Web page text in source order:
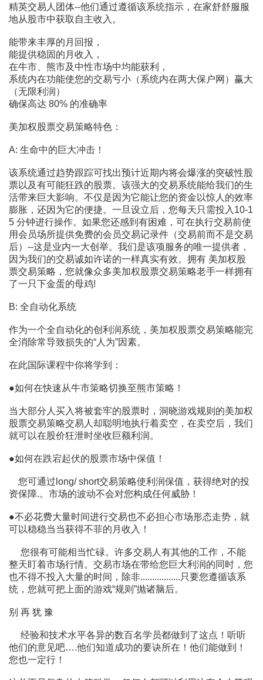
精英交易人团体--他们通过遵循该系统指示，在家舒舒服服
地从股市中获取自主收入。
能带来丰厚的月回报，
能提供稳固的月收入，
在牛市、熊市及中性市场中均能获利，
系统内在功能使您的交易亏小（系统内在两大保户网）赢大
（无限利润）
确保高达 80% 的准确率
美加权股票交易策略特色：
A: 生命中的巨大冲击！
该系统通过趋势跟踪可找出预计近期内将会爆涨的突破性股
票以及有可能狂跌的股票。该强大的交易系统能给我们的生
活带来巨大影响。不仅是因为它能让您的资金以惊人的效率
膨胀，还因为它的便捷。一旦设立后，您每天只需投入10-1
5 分钟进行操作。如果您还感到有困难，可在执行交易前使
用会员场所提供免费的会员交易记录件（交易前而不是交易
后）--这是业内一大创举。我们是该项服务的唯一提供者，
因为我们的交易诚如许诺的一样真实有效。拥有 美加权股
票交易策略，您就像众多美加权股票交易策略老手一样拥有
了一只下金蛋的母鸡!
B: 全自动化系统
作为一个全自动化的创利润系统，美加权股票交易策略能完
全消除常导致损失的“人为”因素。
在此国际课程中你将学到：
●如何在快速从牛市策略切换至熊市策略！
当大部分人买入将被套牢的股票时，洞晓游戏规则的美加权
股票交易策略交易人却聪明地执行着卖空，在卖空后，我们
就可以在股价狂泄时坐收巨额利润。
●如何在跌宕起伏的股票市场中保值！
您可通过long/ short交易策略使利润保值，获得绝对的投
资保障.。市场的波动不会对您构成任何威胁！
●不必花费大量时间进行交易也不必担心市场形态走势，就
可以稳稳当当获得不菲的月收入！
您很有可能相当忙碌。许多交易人有其他的工作，不能
整天盯着市场行情。交易市场在带给您巨大利润的同时，您
也不得不投入大量的时间，除非.................只要您遵循该系
统，您就可把上面的游戏“规则”抛诸脑后。
别 再 犹 豫
经验和技术水平各异的数百名学员都做到了这点！听听
他们的意见吧….他们知道成功的要诀所在！他们能做到！
您也一定行！